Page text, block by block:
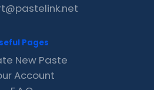
Pages
New Paste
Account